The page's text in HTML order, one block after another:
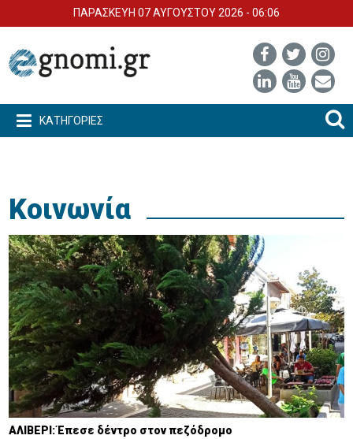
ΠΑΡΑΣΚΕΥΗ 07 ΑΥΓΟΥΣΤΟΥ 2026 - 06:06
ΚΑΤΗΓΟΡΙΕΣ
Κοινωνία
ΑΛΙΒΕΡΙ: Έπεσε δέντρο στον πεζόδρομο